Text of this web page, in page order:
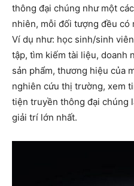
thông đại chúng như một
nhiên, mỗi đối tượng đều có
Ví dụ như: học sinh/sinh
tập, tìm kiếm tài liệu, doanh
sản phẩm, thương hiệu của
nghiên cứu thị trường, xem
tiện truyền thông đại chúng
giải trí lớn nhất.